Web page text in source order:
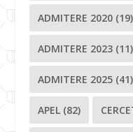
ADMITERE 2020 (19)
ADMITERE 2023 (11)
ADMITERE 2025 (41)
APEL (82)